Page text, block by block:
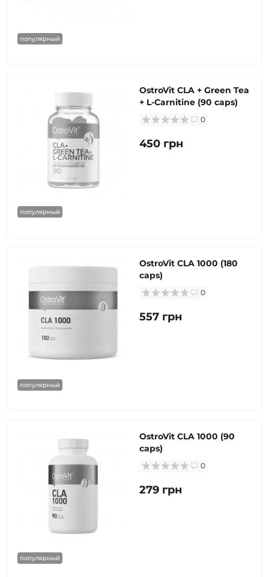
популярный
популярный
OstroVit CLA + Green Tea
+ L-Carnitine (90 caps)
0
450 грн
популярный
OstroVit CLA 1000 (180
caps)
0
557 грн
популярный
OstroVit CLA 1000 (90
caps)
0
279 грн